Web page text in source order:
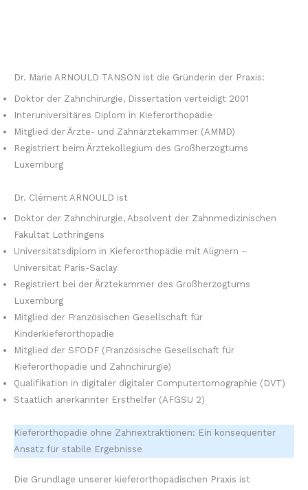
Dr. Marie ARNOULD TANSON ist die Gründerin der Praxis:
Doktor der Zahnchirurgie, Dissertation verteidigt 2001
Interuniversitäres Diplom in Kieferorthopädie
Mitglied der Ärzte- und Zahnärztekammer (AMMD)
Registriert beim Ärztekollegium des Großherzogtums
Luxemburg
Dr. Clément ARNOULD ist
Doktor der Zahnchirurgie, Absolvent der Zahnmedizinischen
Fakultät Lothringens
Universitätsdiplom in Kieferorthopädie mit Alignern –
Universität Paris-Saclay
Registriert bei der Ärztekammer des Großherzogtums
Luxemburg
Mitglied der Französischen Gesellschaft für
Kinderkieferorthopädie
Mitglied der SFODF (Französische Gesellschaft für
Kieferorthopädie und Zahnchirurgie)
Qualifikation in digitaler digitaler Computertomographie (DVT)
Staatlich anerkannter Ersthelfer (AFGSU 2)
Kieferorthopädie ohne Zahnextraktionen: Ein konsequenter
Ansatz für stabile Ergebnisse
Die Grundlage unserer kieferorthopädischen Praxis ist